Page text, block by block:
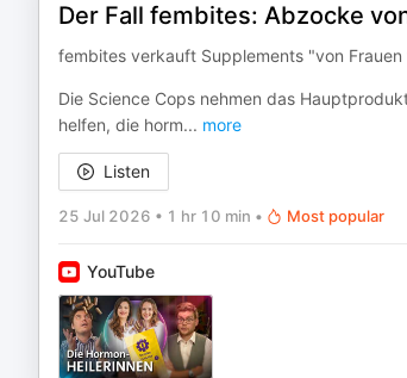
Der Fall fembites: Abzocke
fembites verkauft Supplements "von
Die Science Cops nehmen das
helfen, die horm... more
Listen
25 Jul 2026 • 1 hr 10 min • Most popular
YouTube